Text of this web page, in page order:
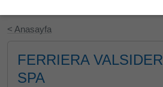
< Anasayfa
FERRIERA VALSIDER
SPA